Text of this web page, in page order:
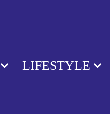
LIFESTYLE